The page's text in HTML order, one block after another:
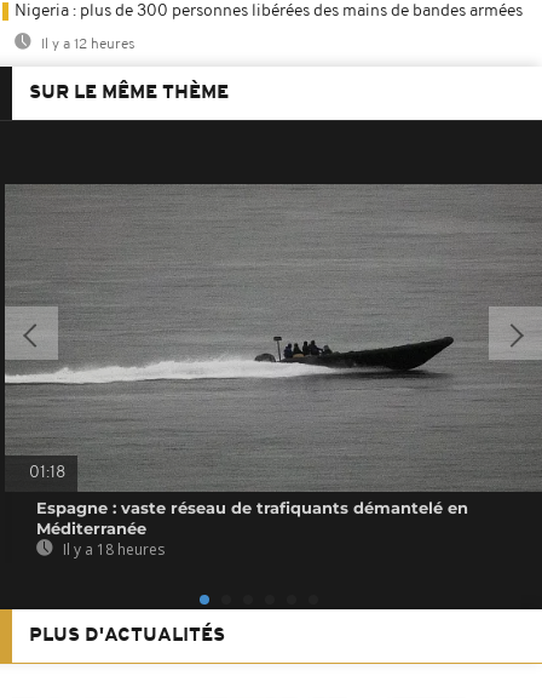
Nigeria : plus de 300 personnes libérées des mains de bandes armées
Il y a 12 heures
SUR LE MÊME THÈME
01:18
Espagne : vaste réseau de trafiquants démantelé en
Méditerranée
Il y a 18 heures
PLUS D'ACTUALITÉS